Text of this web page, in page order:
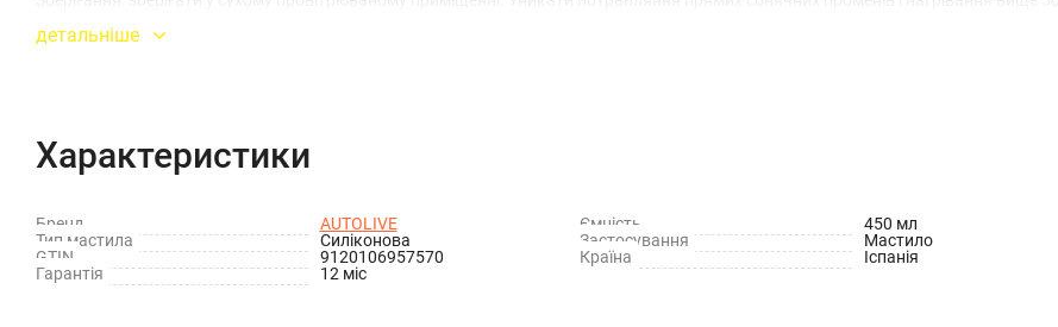
Аерозоль! Легкозаймисте! Вибухонебезпечне! Не розпиляти поблизу відкритого вогню і місць іскроутворення. Перед утилізацією
детальніше
Характеристики
Бренд AUTOLIVE Ємність
450 мл
Тип мастила
Силіконова Застосування
Мастило
GTIN
9120106957570 Країна
Іспанія
Гарантія
12 міс